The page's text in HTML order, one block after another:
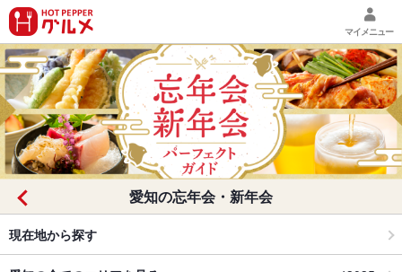
マイメニュー
愛知の忘年会・新年会
現在地から探す